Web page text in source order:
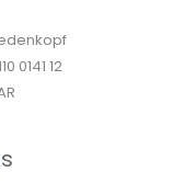
0141 12